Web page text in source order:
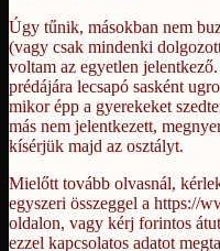
Úgy tűnik, másokban nem
(vagy csak mindenki
voltam az egyetlen
prédájára lecsapó sasként
mikor épp a gyerekeket
más nem jelentkezett,
kísérjük majd az osztályt.
Mielőtt tovább olvasnál,
egyszeri összeggel a https://
oldalon, vagy kérj forintos
ezzel kapcsolatos adatot